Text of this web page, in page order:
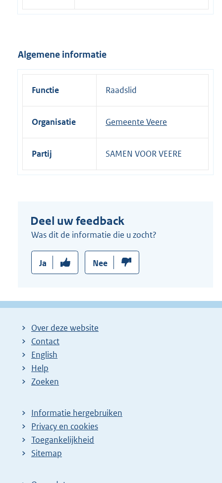
e
n
k
Algemene informatie
Functie Raadslid
Organisatie Gemeente Veere
Partij SAMEN VOOR VEERE
Deel uw feedback
Was dit de informatie die u zocht?
Ja Nee
Over deze website
Contact
English
Help
Zoeken
Informatie hergebruiken
Privacy en cookies
Toegankelijkheid
Sitemap